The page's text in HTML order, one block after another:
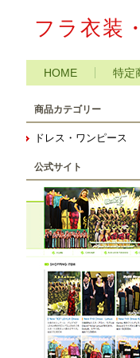
フラ衣装
HOME 特定
商品カテゴリー
ドレス・ワンピース
公式サイト